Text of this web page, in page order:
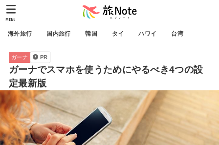
海外旅行 国内旅行 韓国 タイ ハワイ 台湾
MENU
ガーナ PR
ガーナでスマホを使うためにやるべき4つの設
定最新版